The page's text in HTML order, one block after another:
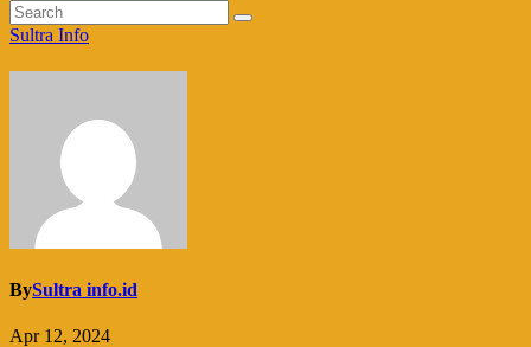
Sultra Info
BySultra info.id
Apr 12, 2024